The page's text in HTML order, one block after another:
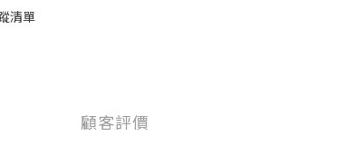
清單
顧客評價